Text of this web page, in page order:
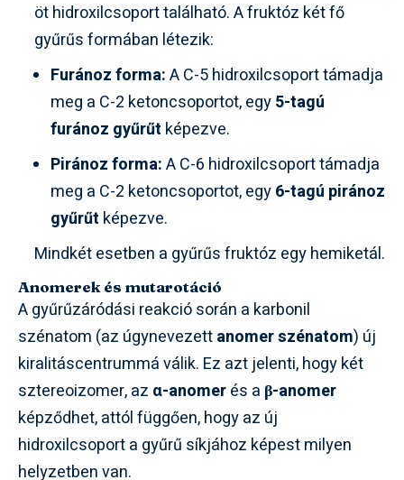
öt hidroxilcsoport található. A fruktóz két fő
gyűrűs formában létezik:
Furánoz forma:A C-5 hidroxilcsoport támadja
meg a C-2 ketoncsoportot, egy5-tagú
furánoz gyűrűt képezve.
Piránoz forma:A C-6 hidroxilcsoport támadja
meg a C-2 ketoncsoportot, egy6-tagú piránoz
gyűrűt képezve.
Mindkét esetben a gyűrűs fruktóz egy hemiketál.
Anomerek és mutarotáció
A gyűrűzáródási reakció során a karbonil
szénatom (az úgynevezettanomer szénatom) új
kiralitáscentrummá válik. Ez azt jelenti, hogy két
sztereoizomer, az α-anomerés a β-anomer
képződhet, attól függően, hogy az új
hidroxilcsoport a gyűrű síkjához képest milyen
helyzetben van.